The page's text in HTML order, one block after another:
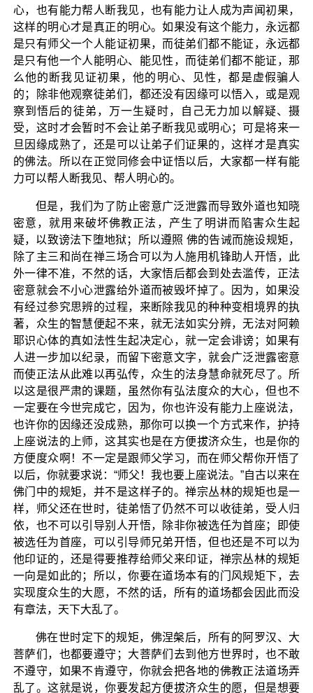
心，也有能力帮人断我见，也有能力让人成为声闻初果，
这样的明心才是真正的明心。如果没有这个能力，永远都
是只有师父一个人能证初果，而徒弟们都不能证，永远都
是只有他一个人能明心、能见性，而徒弟们都不能证，那
么他的断我见证初果，他的明心、见性，都是虚假骗人
的；除非他观察徒弟们，都还没有因缘可以悟入，或是观
察到悟后的徒弟，万一生疑时，自己无力加以解疑、摄
受，这时才会暂时不会让弟子断我见或明心；可是将来一
旦因缘成熟了，还是可以让弟子们证果的，这样才是真实
的佛法。所以在正觉同修会中证悟以后，大家都一样有能
力可以帮人断我见、帮人明心的。
但是，我们为了防止密意广泛泄露而导致外道也知晓
密意，就用来破坏佛教正法，产生了明讲而陷害众生起
疑，以致谤法下堕地狱；所以遵照 佛的告诫而施设规矩，
除了主三和尚在禅三场合可以为人施用机锋助人开悟，此
外一律不准，不然的话，大家悟后都会到处去滥传，正法
密意就会不小心泄露给外道而被毁坏掉了。因为，如果没
有经过参究思辨的过程，来断除我见的种种变相境界的执
著，众生的智慧便起不来，就无法如实分辨，无法对阿赖
耶识心体的真如法性生起决定心，就一定会诽谤；如果有
人进一步加以纪录，而留下密意文字，就会广泛泄露密意
而使正法从此难以再弘传，众生的法身慧命就死尽了。所
以这是很严肃的课题，虽然你有弘法度众的大心，但也不
一定要在今世完成它，因为，你也许没有能力上座说法，
也许你的因缘还没成熟，那你可以换一个方式来作，护持
上座说法的上师，这其实也是在方便拔济众生，也是你的
方便度众啊！不一定是跟师父学习，而在师父帮你开悟了
以后，你就要求说：“师父！我也要上座说法。”自古以来在
佛门中的规矩，并不是这样子的。禅宗丛林的规矩也是一
样，师父还在世时，徒弟悟了仍然不可以收徒弟，受人归
依，也不可以引导别人开悟，除非你被选任为首座；即使
被选任为首座，可以引导师兄弟开悟，但也还是不可以为
他印证的，还是得要推荐给师父来印证，禅宗丛林的规矩
一向是如此的；所以，你要在道场本有的门风规矩下，去
实现度众生的大愿，不然的话，所有的道场都会因此而没
有章法，天下大乱了。
佛在世时定下的规矩，佛涅槃后，所有的阿罗汉、大
菩萨们，也都要遵守；大菩萨们去到他方世界时，也不敢
不遵守，如果不肯遵守，你就会把各地的佛教正法道场弄
乱了。这就是说，你要发起方便拔济众生的愿，但是想要